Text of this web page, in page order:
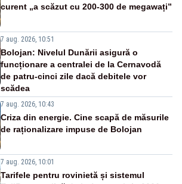
curent „a scăzut cu 200-300 de megawați”
7 aug. 2026, 10:51
Bolojan: Nivelul Dunării asigură o
funcționare a centralei de la Cernavodă
de patru-cinci zile dacă debitele vor
scădea
7 aug. 2026, 10:43
Criza din energie. Cine scapă de măsurile
de raționalizare impuse de Bolojan
7 aug. 2026, 10:01
Tarifele pentru rovinietă și sistemul